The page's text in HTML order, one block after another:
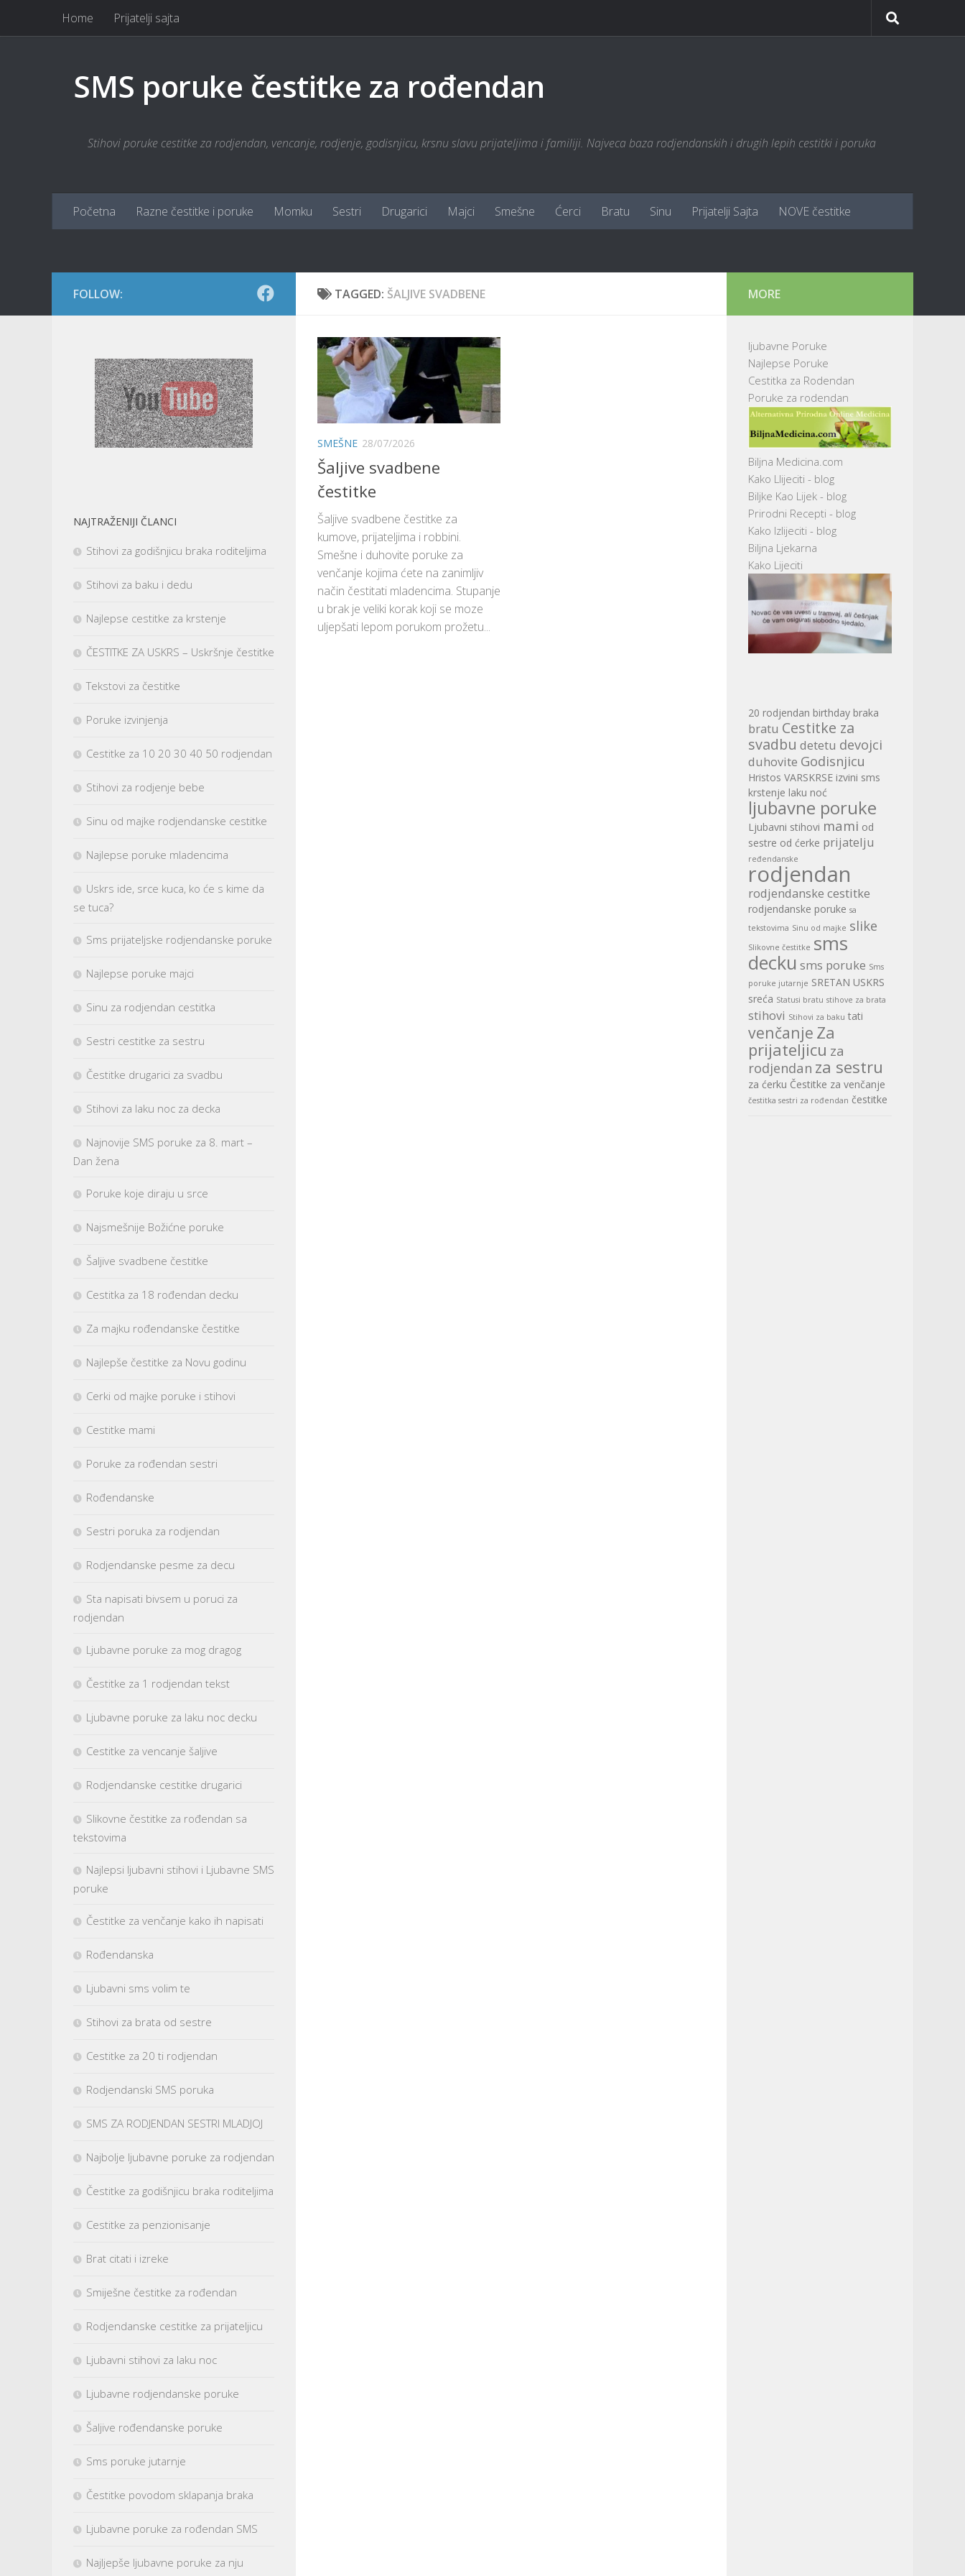
Skip to content
Home Prijatelji sajta
SMS poruke čestitke za rođendan
Stihovi poruke cestitke za rodjendan, vencanje, rodjenje, godisnjicu, krsnu slavu prijateljima i familiji. Najveca baza rodjendanskih i drugih lepih cestitki i poruka
Početna Razne čestitke i poruke Momku Sestri Drugarici Majci Smešne Ćerci Bratu Sinu Prijatelji Sajta NOVE čestitke
TAGGED: ŠALJIVE SVADBENE
SMEŠNE 28/07/2026
Šaljive svadbene
čestitke
Šaljive svadbene čestitke za
kumove, prijateljima i robbini.
Smešne i duhovite poruke za
venčanje kojima ćete na zanimljiv
način čestitati mladencima. Stupanje
u brak je veliki korak koji se moze
uljepšati lepom porukom prožetu...
FOLLOW:
NAJTRAŽENIJI ČLANCI
Stihovi za godišnjicu braka roditeljima
Stihovi za baku i dedu
Najlepse cestitke za krstenje
ČESTITKE ZA USKRS – Uskršnje čestitke
Tekstovi za čestitke
Poruke izvinjenja
Cestitke za 10 20 30 40 50 rodjendan
Stihovi za rodjenje bebe
Sinu od majke rodjendanske cestitke
Najlepse poruke mladencima
Uskrs ide, srce kuca, ko će s kime da
se tuca?
Sms prijateljske rodjendanske poruke
Najlepse poruke majci
Sinu za rodjendan cestitka
Sestri cestitke za sestru
Čestitke drugarici za svadbu
Stihovi za laku noc za decka
Najnovije SMS poruke za 8. mart –
Dan žena
Poruke koje diraju u srce
Najsmešnije Božićne poruke
Šaljive svadbene čestitke
Cestitka za 18 rođendan decku
Za majku rođendanske čestitke
Najlepše čestitke za Novu godinu
Cerki od majke poruke i stihovi
Cestitke mami
Poruke za rođendan sestri
Rođendanske
Sestri poruka za rodjendan
Rodjendanske pesme za decu
Sta napisati bivsem u poruci za
rodjendan
Ljubavne poruke za mog dragog
Čestitke za 1 rodjendan tekst
Ljubavne poruke za laku noc decku
Cestitke za vencanje šaljive
Rodjendanske cestitke drugarici
Slikovne čestitke za rođendan sa
tekstovima
Najlepsi ljubavni stihovi i Ljubavne SMS
poruke
Čestitke za venčanje kako ih napisati
Rođendanska
Ljubavni sms volim te
Stihovi za brata od sestre
Cestitke za 20 ti rodjendan
Rodjendanski SMS poruka
SMS ZA RODJENDAN SESTRI MLADJOJ
Najbolje ljubavne poruke za rodjendan
Čestitke za godišnjicu braka roditeljima
Cestitke za penzionisanje
Brat citati i izreke
Smiješne čestitke za rođendan
Rodjendanske cestitke za prijateljicu
Ljubavni stihovi za laku noc
Ljubavne rodjendanske poruke
Šaljive rođendanske poruke
Sms poruke jutarnje
Čestitke povodom sklapanja braka
Ljubavne poruke za rođendan SMS
Najljepše ljubavne poruke za nju
MORE
ljubavne Poruke
Najlepse Poruke
Cestitka za Rodendan
Poruke za rodendan
Biljna Medicina.com
Kako Llijeciti - blog
Biljke Kao Lijek - blog
Prirodni Recepti - blog
Kako Izlijeciti - blog
Biljna Ljekarna
Kako Lijeciti
20 rodjendan birthday braka
bratu Cestitke za
svadbu detetu devojci
duhovite Godisnjicu
Hristos VARSKRSE izvini sms
krstenje laku noć
ljubavne poruke
Ljubavni stihovi mami od
sestre od ćerke prijatelju
ređendanske
rodjendan
rodjendanske cestitke
rodjendanske poruke sa
tekstovima Sinu od majke slike
Slikovne čestitke sms
decku sms poruke Sms
poruke jutarnje SRETAN USKRS
sreća Statusi bratu stihove za brata
stihovi Stihovi za baku tati
venčanje Za
prijateljicu za
rodjendan za sestru
za ćerku Čestitke za venčanje
čestitka sestri za rođendan čestitke